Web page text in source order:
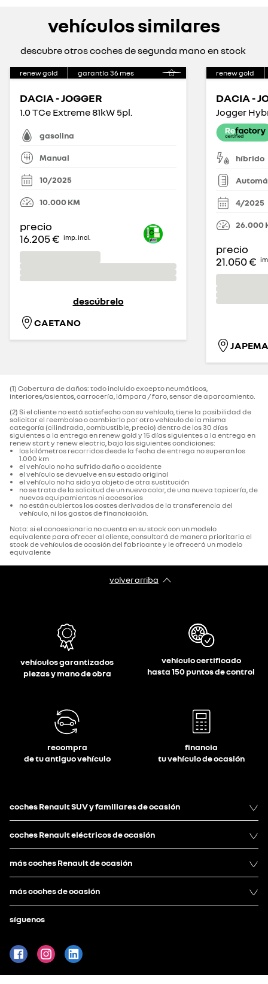
vehículos similares
descubre otros coches de segunda mano en stock
renew gold garantía 36 mes
DACIA - JOGGER
1.0 TCe Extreme 81kW 5pl.
gasolina
Manual
10/2025
10.000KM
precio
16.205 € imp. incl.
descúbrelo
CAETANO
renew gold
DACIA -
híbrido
4/2025
26.000
precio
21.050 €
(1) Cobertura de daños: todo incluido excepto neumáticos,
interiores/asientos, carrocería, lámpara / faro, sensor de aparcamiento.‌
(2) Si el cliente no está satisfecho con su vehículo, tiene la posibilidad de
solicitar el reembolso o cambiarlo por otro vehículo de la misma
categoría (cilindrada, combustible, precio) dentro de los 30 días
siguientes a la entrega en renew gold y 15 días siguientes a la entrega en
renew start y renew electric, bajo las siguientes condiciones:
los kilómetros recorridos desde la fecha de entrega no superan los
1.000 km
el vehículo no ha sufrido daño o accidente
el vehículo se devuelve en su estado original
el vehículo no ha sido ya objeto de otra sustitución
no se trata de la solicitud de un nuevo color, de una nueva tapicería, de
nuevos equipamientos ni accesorios
no están cubiertos los costes derivados de la transferencia del
vehículo, ni los gastos de financiación.
Nota: si el concesionario no cuenta en su stock con un modelo
equivalente para ofrecer al cliente, consultará de manera prioritaria el
stock de vehículos de ocasión del fabricante y le ofrecerá un modelo
equivalente
volver arriba
vehículos garantizados
piezas y mano de obra
vehículo certificado
hasta 150 puntos de control
recompra
de tu antiguo vehículo
financia
tu vehículo de ocasión
coches Renault SUV y familiares de ocasión
coches Renault eléctricos de ocasión
más coches Renault de ocasión
más coches de ocasión
síguenos